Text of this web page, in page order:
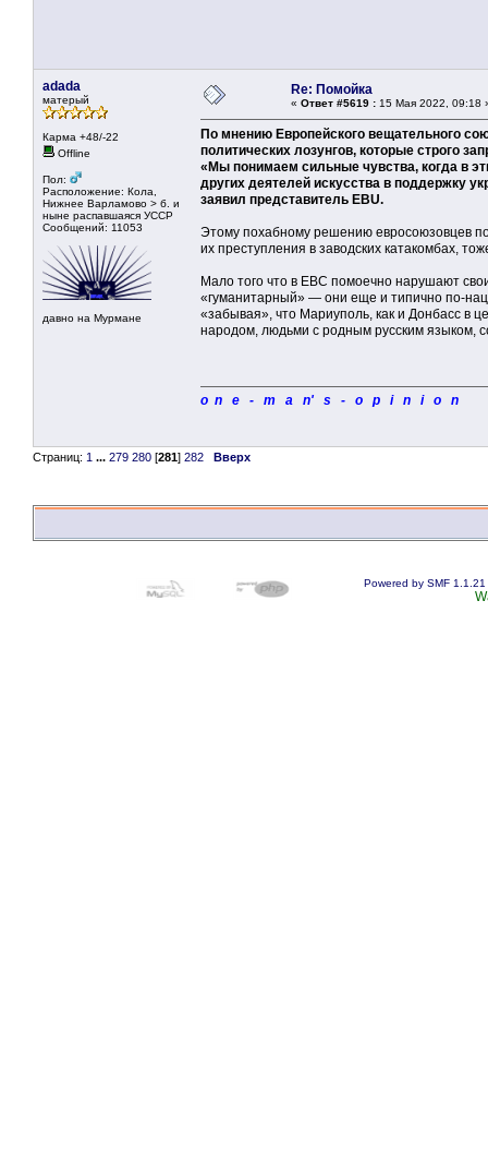
adada
матерый
Карма +48/-22
Offline
Пол:
Расположение: Кола,
Нижнее Варламово > б. и
ныне распавшаяся УССР
Сообщений: 11053
давно на Мурмане
Re: Помойка
« Ответ #5619 : 15 Мая 2022, 09:18
По мнению Европейского вещательного
политических лозунгов, которые строго
«Мы понимаем сильные чувства, когда в
других деятелей искусства в поддержку
заявил представитель EBU.
Этому похабному решению евросоюзовцев
их преступления в заводских катакомбах,
Мало того что в ЕВС помоечно нарушают
«гуманитарный» — они еще и типично по-
«забывая», что Мариуполь, как и Донбасс в
народом, людьми с родным русским языком,
o n e - m a n' s - o p i n i o n
Страниц: 1 ... 279 280 [281] 282 Вверх
Powered by SMF 1.1.21